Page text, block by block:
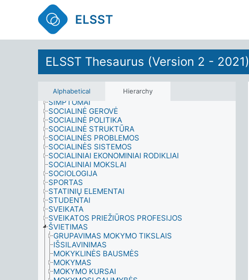
ELSST
ELSST Thesaurus (Version 2 - 2021)
Alphabetical Hierarchy
PSICHOLOGIJA
PSICHOLOGINIS POVEIKIS
RELIGIJA
RINKĖJAI
SANTUOKA
SAVININKAI
ŠEIMOS
ŠEIMOS APLINKA
ŠEIMOS NARIAI
ŠEIMYNINĖ PADĖTIS
SEKSUALINĖS IR LYTINĖS GRUPĖS
SIMPTOMAI
SOCIALINĖ GEROVĖ
SOCIALINĖ POLITIKA
SOCIALINĖ STRUKTŪRA
SOCIALINĖS PROBLEMOS
SOCIALINĖS SISTEMOS
SOCIALINIAI EKONOMINIAI RODIKLIAI
SOCIALINIAI MOKSLAI
SOCIOLOGIJA
SPORTAS
STATINIŲ ELEMENTAI
STUDENTAI
SVEIKATA
SVEIKATOS PRIEŽIŪROS PROFESIJOS
ŠVIETIMAS
GRUPAVIMAS MOKYMO TIKSLAIS
IŠSILAVINIMAS
MOKYKLINĖS BAUSMĖS
MOKYMAS
MOKYMO KURSAI